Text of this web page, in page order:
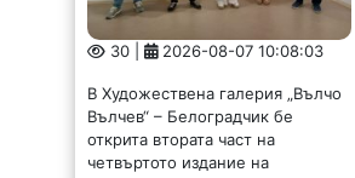
30 | 2026-08-07 10:08:03
В Художествена галерия „Вълчо
Вълчев“ – Белоградчик бе
открита втората част на
четвъртото издание на